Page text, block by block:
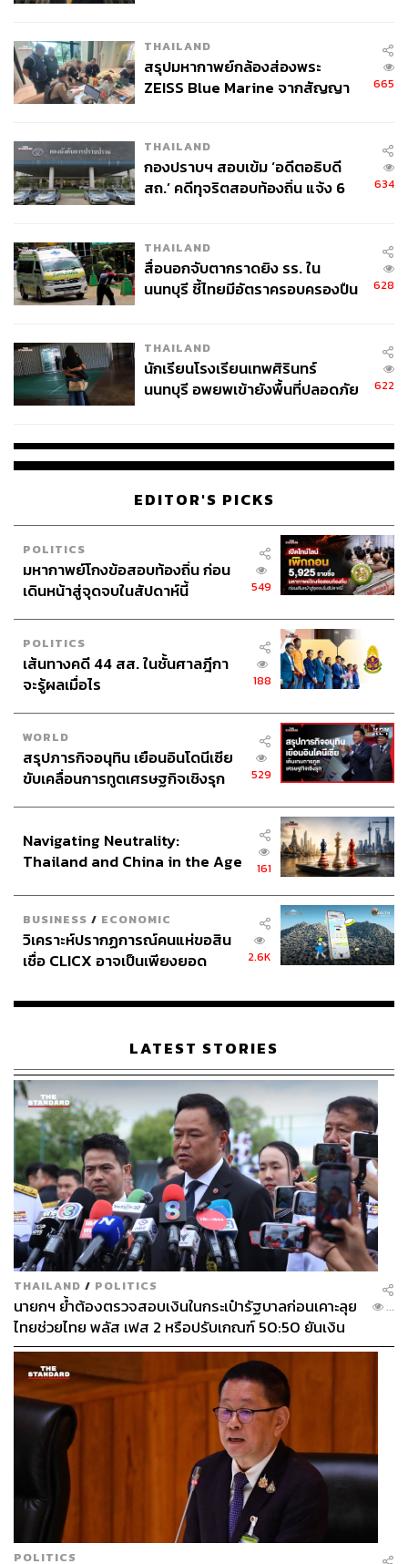
Good for
มาก สามารถมาได้ หรือใครที่อยากเข้าป่าที่อุณหภูมิเย็นแบบ
ดอยอินทนนท์ที่นี่ก็เหมาะมากๆ ใครสนใจก็สามารถไปกันได้
มีค่าใช้จ่าย 220 บาทต่อกรุ๊ปเท่านั้น
ผาดอกเสี้ยว
220 บาทต่อกรุ๊ป (มีเจ้าหน้าที่คอยดูแลและให้
ข้อมูล)
Map:
TAGS: ดอยอินทนนท์ Sustain
Sustain Lifestyle
เอ็กโก กรุ๊ป (EGCO)
ผาดอกเสี้ยว
มูลนิธิไทยรักษ์ป่า
นิเวศวัฒนธรรม
ABOUT THE AUTHOR
วริทธิ์ ลิ้มเจริญ
คนเชียงใหม่ เรียนจบปริญญาตรี คณะ
สถาปัตยกรรมศาสตร์ มหาวิทยาลัยเชียงใหม่
ชอบกิน ชอบเที่ยว ชอบถ่ายรูป ชอบรีวิวให้
เพื่อนฟัง เลยมาฝึกงานที่ THE STANDARD
THAILAND
สรุปมหากาพย์กล้องส่องพระ
ZEISS Blue Marine จากสัญญา
จ่ายหนี้-แอบระบุแบรนด์
665
THAILAND
กองปราบฯ สอบเข้ม ‘อดีตอธิบดี
สถ.’ คดีทุจริตสอบท้องถิ่น แจ้ง 6
634
THAILAND
สื่อนอกจับตากราดยิง รร. ใน
นนทบุรี ชี้ไทยมีอัตราครอบครองปืน
628
THAILAND
นักเรียนโรงเรียนเทพศิรินทร์
นนทบุรี อพยพเข้ายังพื้นที่ปลอดภัย
622
EDITOR'S PICKS
POLITICS
มหากาพย์โกงข้อสอบท้องถิ่น ก่อน
เดินหน้าสู่จุดจบในสัปดาห์นี้
549
POLITICS
เส้นทางคดี 44 สส. ในชั้นศาลฎีกา
จะรู้ผลเมื่อไร
188
WORLD
สรุปภารกิจอนุทิน เยือนอินโดนีเซีย
ขับเคลื่อนการทูตเศรษฐกิจเชิงรุก
529
Navigating Neutrality:
Thailand and China in the Age
161
BUSINESS / ECONOMIC
วิเคราะห์ปรากฏการณ์คนแห่ขอสิน
เชื่อ CLICX อาจเป็นเพียงยอด
เรือนไทยที่ถูกซุกไว้
2.6K
LATEST STORIES
THAILAND / POLITICS
นายกฯ ย้ำต้องตรวจสอบเงินในกระเป๋ารัฐบาลก่อนเคาะลุย
ไทยช่วยไทย พลัส เฟส 2 หรือปรับเกณฑ์ 50:50 ยันเงิน
คงคลังรัฐบาลแข็งแรง
...
POLITICS